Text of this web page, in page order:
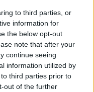
to third parties, or
information for
the below opt-out
note that after your
continue seeing
information utilized by
third parties prior to
out of the further